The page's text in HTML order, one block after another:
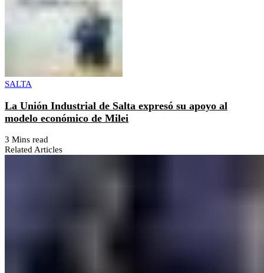
SALTA
La Unión Industrial de Salta expresó su apoyo al
modelo económico de Milei
3 Mins read
Related Articles